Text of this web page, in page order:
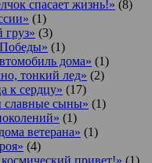
спасает жизнь!» (8)
(1)
(3)
(1)
дома» (1)
тонкий лед» (2)
к сердцу» (17)
славные сыны» (1)
(1)
ветерана» (1)
(4)